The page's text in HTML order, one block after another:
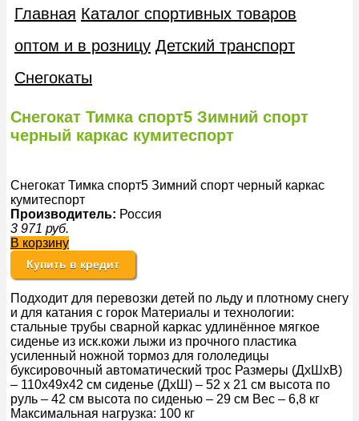
Главная Каталог спортивных товаров
оптом и в розницу Детский транспорт
Снегокаты
Снегокат Тимка спорт5 Зимний спорт
черный каркас кумитеспорт
Снегокат Тимка спорт5 Зимний спорт черный каркас
кумитеспорт
Производитель: Россия
3 971 руб.
В корзину
Купить в кредит
Подходит для перевозки детей по льду и плотному снегу
и для катания с горок Материалы и технологии:
стальные трубы сварной каркас удлинённое мягкое
сиденье из иск.кожи лыжи из прочного пластика
усиленный ножной тормоз для гололедицы
буксировочный автоматический трос Размеры (ДхШхВ)
– 110х49х42 см сиденье (ДхШ) – 52 х 21 см высота по
руль – 42 см высота по сиденью – 29 см Вес – 6,8 кг
Максимальная нагрузка: 100 кг